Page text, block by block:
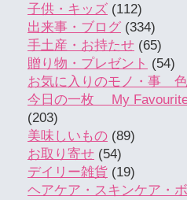
子供・キッズ (112)
出来事・ブログ (334)
手土産・お持たせ (65)
贈り物・プレゼント (54)
お気に入りのモノ・事 色
今日の一枚 My
(203)
美味しいもの (89)
お取り寄せ (54)
デイリー雑貨 (19)
ヘアケア・スキンケア・